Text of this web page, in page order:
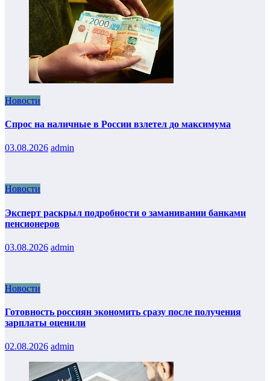
Новости
Спрос на наличные в России взлетел до максимума
03.08.2026 admin
Новости
Эксперт раскрыл подробности о заманивании банками
пенсионеров
03.08.2026 admin
Новости
Готовность россиян экономить сразу после получения
зарплаты оценили
02.08.2026 admin